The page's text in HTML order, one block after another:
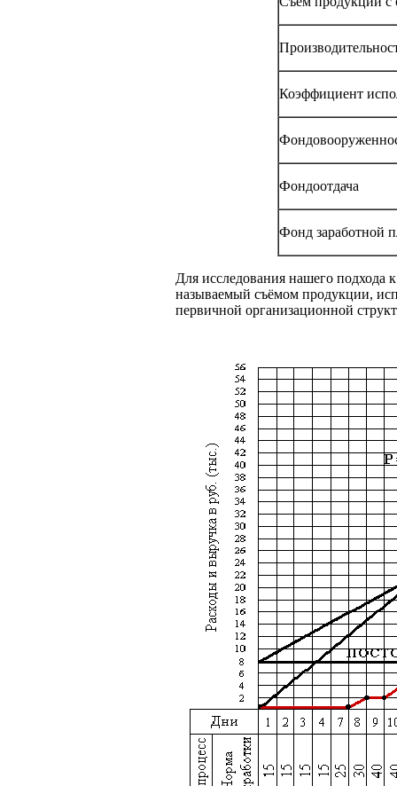
Коэффициент
Фондоотдача
Фонд заработной
Для исследования нашего подхода
называемый съёмом продукции,
первичной организационной